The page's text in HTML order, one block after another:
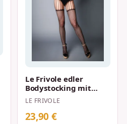
Le Frivole edler
Bodystocking mit
Spitzenoptik und
Netzstrümpfen S-L S…
LE FRIVOLE
23,90 €